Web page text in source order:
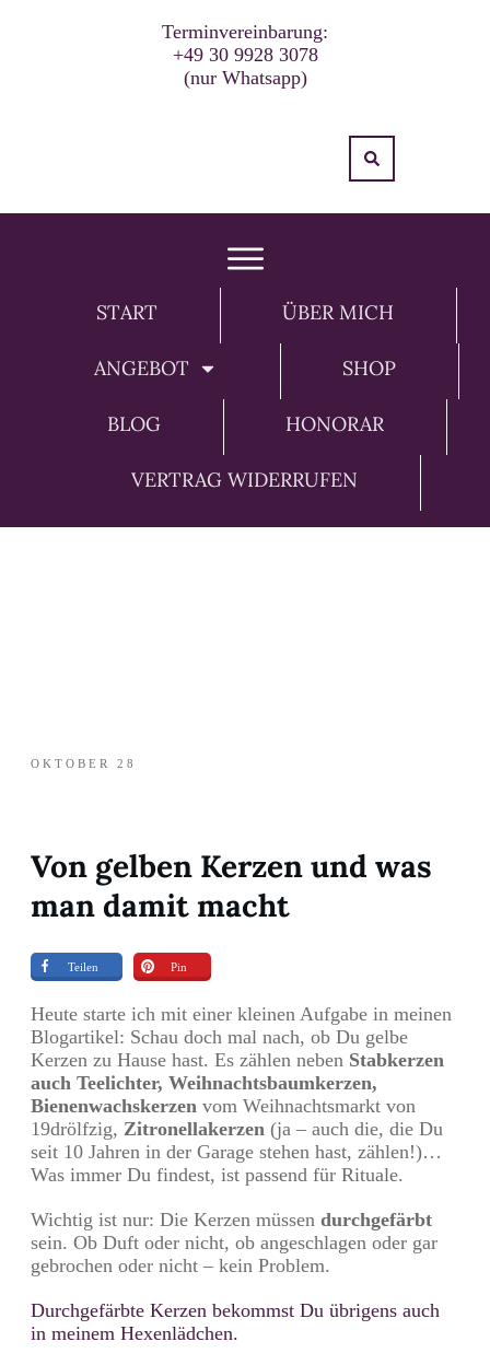
Terminvereinbarung:
+49 30 9928 3078
(nur Whatsapp)
START ÜBER MICH
ANGEBOT SHOP
BLOG HONORAR
VERTRAG WIDERRUFEN
OKTOBER 28
Von gelben Kerzen und was
man damit macht
Teilen Pin
Heute starte ich mit einer kleinen Aufgabe in meinen
Blogartikel: Schau doch mal nach, ob Du gelbe
Kerzen zu Hause hast. Es zählen neben Stabkerzen
auch Teelichter, Weihnachtsbaumkerzen,
Bienenwachskerzen vom Weihnachtsmarkt von
19drölfzig, Zitronellakerzen (ja – auch die, die Du
seit 10 Jahren in der Garage stehen hast, zählen!)…
Was immer Du findest, ist passend für Rituale.
Wichtig ist nur: Die Kerzen müssen durchgefärbt
sein. Ob Duft oder nicht, ob angeschlagen oder gar
gebrochen oder nicht – kein Problem.
Durchgefärbte Kerzen bekommst Du übrigens auch
in meinem Hexenlädchen.